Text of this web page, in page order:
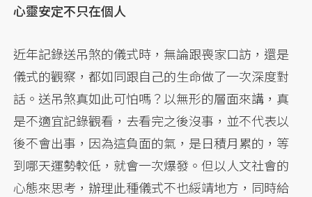
心靈安定不只在個人
近年記錄送吊煞的儀式時，無論跟喪家口訪，還是
儀式的觀察，都如同跟自己的生命做了一次深度對
話。送吊煞真如此可怕嗎？以無形的層面來講，真
是不適宜記錄觀看，去看完之後沒事，並不代表以
後不會出事，因為這負面的氣，是日積月累的，等
到哪天運勢較低，就會一次爆發。但以人文社會的
心態來思考，辦理此種儀式不也綏靖地方，同時給